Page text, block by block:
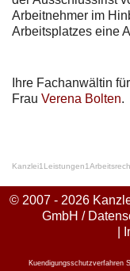
Arbeitnehmer im
Arbeitsplatzes eine
Ihre Fachanwältin
Frau Verena Bolten.
Kanzlei1 Leistungen1
© 2007 - 2026
GmbH /
Kuendigungsschutzverfahren